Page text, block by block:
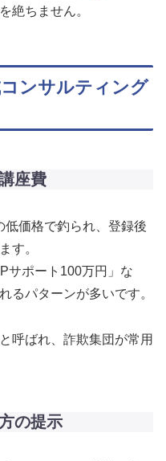
絶ちません。
ンサルティング
座費
価格で釣られ、登録後
す。
サポート100万円」な
るパターンが多いです。
と呼ばれ、詐欺集団が常用
の提示